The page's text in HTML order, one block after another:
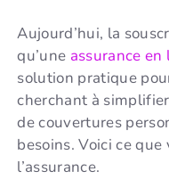
Aujourd’hui, la
qu’une assurance en
solution pratique
cherchant à
de couvertures
besoins. Voici ce
l’assurance.